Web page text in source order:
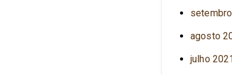
agosto
julho